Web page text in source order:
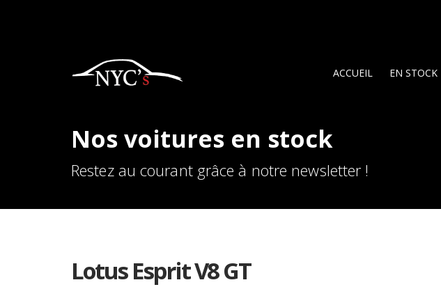
ACCUEIL EN STOCK
Nos voitures en stock
Restez au courant grâce à notre newsletter !
Lotus Esprit V8 GT